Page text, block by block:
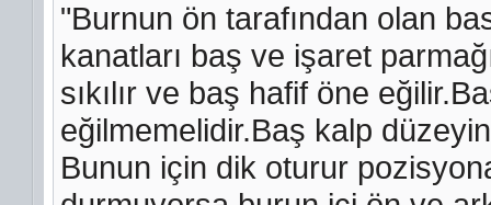
"Burnun ön tarafından olan
kanatları baş ve işaret
sıkılır ve baş hafif öne
eğilmemelidir.Baş kalp
Bunun için dik oturur